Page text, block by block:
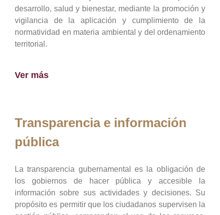
desarrollo, salud y bienestar, mediante la promoción y
vigilancia de la aplicación y cumplimiento de la
normatividad en materia ambiental y del ordenamiento
territorial.
Ver más
Transparencia e información
pública
La transparencia gubernamental es la obligación de
los gobiernos de hacer pública y accesible la
información sobre sus actividades y decisiones. Su
propósito es permitir que los ciudadanos supervisen la